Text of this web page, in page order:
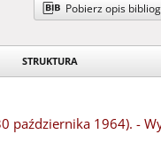
Pobierz opis
STRUKTURA
października 1964). -